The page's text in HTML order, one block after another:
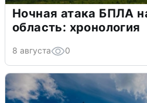
Ночная атака БПЛА
область: хронология
8 августа 0